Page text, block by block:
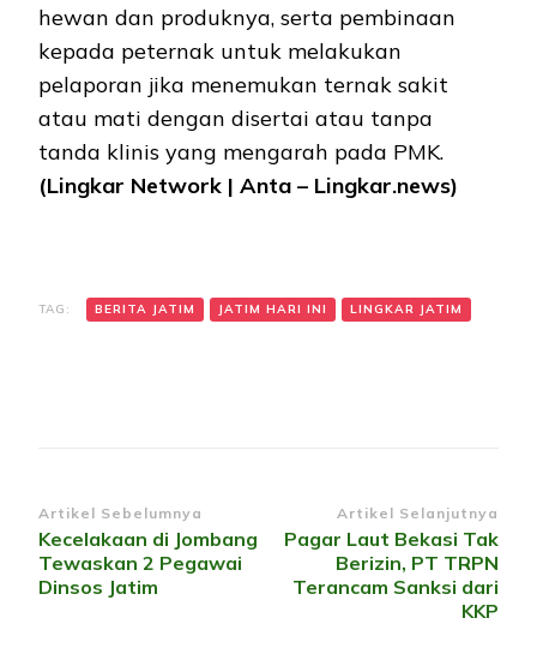
hewan dan produknya, serta pembinaan
kepada peternak untuk melakukan
pelaporan jika menemukan ternak sakit
atau mati dengan disertai atau tanpa
tanda klinis yang mengarah pada PMK.
(Lingkar Network | Anta – Lingkar.news)
TAG: BERITA JATIM JATIM HARI INI LINGKAR JATIM
Navigasi
Artikel
Artikel Sebelumnya
Kecelakaan di Jombang
Tewaskan 2 Pegawai
Dinsos Jatim
Artikel Selanjutnya
Pagar Laut Bekasi Tak
Berizin, PT TRPN
Terancam Sanksi dari
KKP